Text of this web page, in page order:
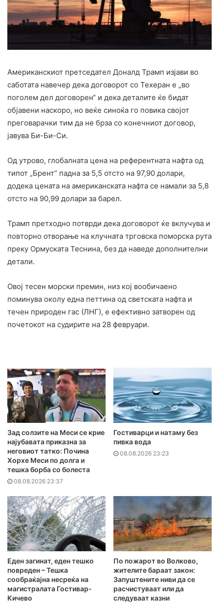
Американскиот претседател Доналд Трамп изјави во
саботата навечер дека договорот со Техеран е „во
поголем дел договорен“ и дека деталите ќе бидат
објавени наскоро, но веќе синоќа го повика својот
преговарачки тим да не брза со конечниот договор,
јавува Би-Би-Си.
Од утрово, глобалната цена на референтната нафта од
типот „Брент“ падна за 5,5 отсто на 97,90 долари,
додека цената на американската нафта се намали за 5,8
отсто на 90,99 долари за барел.
Трамп претходно потврди дека договорот ќе вклучува и
повторно отворање на клучната трговска поморска рута
преку Ормуската Теснина, без да наведе дополнителни
детали.
Овој тесен морски премин, низ кој вообичаено
поминува околу една петтина од светската нафта и
течен природен гас (ЛНГ), е ефективно затворен од
почетокот на судирите на 28 февруари.
Зад солзите на Меси се крие
најубавата приказна за
неговиот татко: Почина
Хорхе Меси по долга и
тешка борба со болеста
08.08.2026 23:37
Гостиварци и натаму без
пивка вода
08.08.2026 23:23
Еден загинат, еден тешко
повреден – Тешка
сообраќајна несреќа на
магистралата Гостивар-
Кичево
По пожарот во Волково,
жителите бараат закон:
Запуштените ниви да се
расчистуваат или да
следуваат казни